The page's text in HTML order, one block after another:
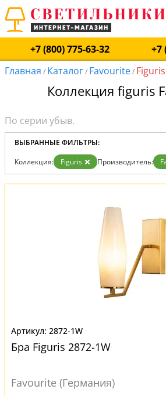
+7 (800) 775-63-32
+7
Главная / Каталог/ Favourite/ Figuris
Коллекция figuris
ВЫБРАННЫЕ ФИЛЬТРЫ:
Коллекция: Figuris Производитель:
2872-1W
Бра Figuris 2872-1W
Favourite (Германия)